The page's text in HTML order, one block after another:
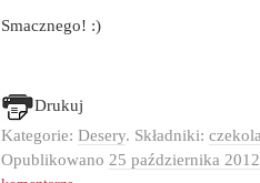
Smacznego! :)
Drukuj
Kategorie:Desery. Składniki:
Opublikowano 25 października 2012